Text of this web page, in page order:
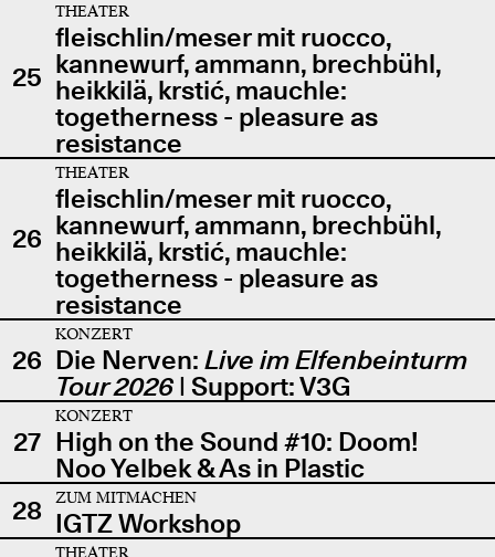
25
THEATER
fleischlin/meser mit ruocco,
kannewurf, ammann, brechbühl,
heikkilä, krstić, mauchle:
togetherness - pleasure as
resistance
26
THEATER
fleischlin/meser mit ruocco,
kannewurf, ammann, brechbühl,
heikkilä, krstić, mauchle:
togetherness - pleasure as
resistance
26
KONZERT
Die Nerven: Live im Elfenbeinturm
Tour 2026| Support: V3G
27
KONZERT
High on the Sound #10: Doom!
Noo Yelbek & As in Plastic
28
ZUM MITMACHEN
IGTZ Workshop
THEATER